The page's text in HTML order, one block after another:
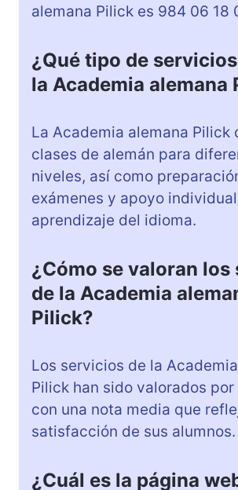
alemana Pilick es 984 06 18
¿Qué tipo de
la Academia alemana
La Academia alemana Pilick
clases de alemán para
niveles, así como
exámenes y apoyo
aprendizaje del idioma.
¿Cómo se valoran
de la Academia
Pilick?
Los servicios de la
Pilick han sido valorados
con una nota media que
satisfacción de sus alumnos.
¿Cuál es la página